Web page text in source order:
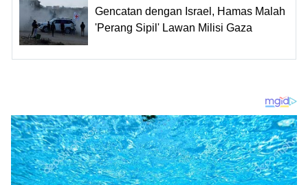
Gencatan dengan Israel, Hamas Malah
'Perang Sipil' Lawan Milisi Gaza